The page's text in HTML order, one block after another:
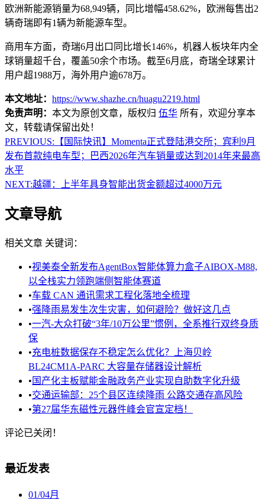
欧洲新能源销量为68,949辆，同比增幅458.62%，欧洲每售出2
辆奇瑞即有1辆为新能源车型。
商用车方面，奇瑞6月出口同比增长146%，机器人板块年内全
球销量超千台，覆盖50余个市场。截至6月底，奇瑞全球累计
用户超1988万，海外用户逾678万。
本文地址： https://www.shazhe.cn/huagu2219.html
免责声明： 本文为原创文章，版权归 伍华 所有，欢迎分享本
文，转载请保留出处！
PREVIOUS: 【国际快讯】Momenta正式登陆港交所；宾利9月
发布首款纯电车型；巴西2026年汽车销量或达到2014年来最高
水平
NEXT:越疆：上半年具身智能出货金额超过4000万元
文章导航
相关文章 关键词：
•视美泰全新发布AgentBox智能体算力盒子AIBOX-M88,
以全栈实力领跑端侧智能体赛道
•车载 CAN 通讯需求工程化落地全梳理
•强降雨易发生次生灾害，如何避险？做好这几点
•一汽-大众打破“3年/10万公里”惯例，全系推行双终身质
保
•充电桩数据保存不稳定怎么优化？上海贝岭
BL24CM1A-PARC 大容量存储器设计解析
• 国产化主板赋能金融政务产业实现自助数字化升级
•交通运输部：25个县区连续降雨 公路交通存高风险
•第27届华东磁性元器件峰会官宣定档！
评论已关闭！
最近发表
01/04月